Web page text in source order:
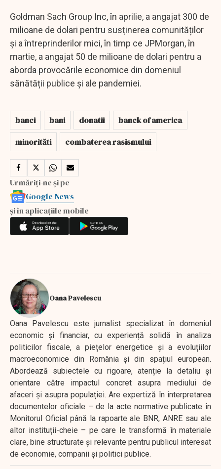
Goldman Sach Group Inc, în aprilie, a angajat 300 de
milioane de dolari pentru susținerea comunităților
și a întreprinderilor mici, în timp ce JPMorgan, în
martie, a angajat 50 de milioane de dolari pentru a
aborda provocările economice din domeniul
sănătății publice și ale pandemiei.
banci bani donatii
banck of america
minorităti
combaterea rasismului
Urmăriți-ne și pe
Google News
și în aplicațiile mobile
Oana Pavelescu
Oana Pavelescu este jurnalist specializat în domeniul
economic și financiar, cu experiență solidă în analiza
politicilor fiscale, a piețelor energetice și a evoluțiilor
macroeconomice din România și din spațiul european.
Abordează subiectele cu rigoare, atenție la detaliu și
orientare către impactul concret asupra mediului de
afaceri și asupra populației. Are expertiză în interpretarea
documentelor oficiale – de la acte normative publicate în
Monitorul Oficial până la rapoarte ale BNR, ANRE sau ale
altor instituții-cheie – pe care le transformă în materiale
clare, bine structurate și relevante pentru publicul interesat
de economie, companii și politici publice.